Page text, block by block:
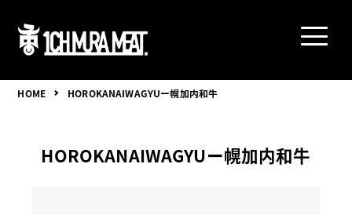
HOME HOROKANAIWAGYUー幌加内和牛
HOROKANAIWAGYUー幌加内和牛